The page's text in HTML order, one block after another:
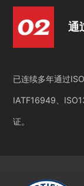
通
已连续多年通过
IATF16949、
证。